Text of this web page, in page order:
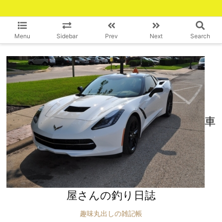
Menu Sidebar Prev Next Search
車
屋さんの釣り日誌
趣味丸出しの雑記帳